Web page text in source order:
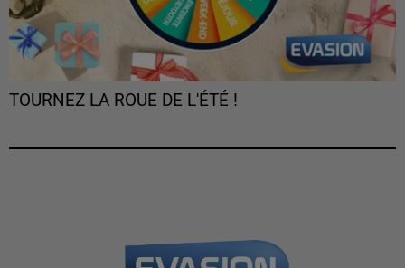
TOURNEZ LA ROUE DE L'ÉTÉ !